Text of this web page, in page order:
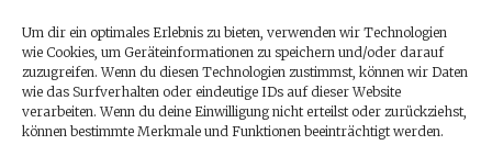
Um dir ein optimales Erlebnis zu bieten, verwenden wir Technologien
wie Cookies, um Geräteinformationen zu speichern und/oder darauf
zuzugreifen. Wenn du diesen Technologien zustimmst, können wir Daten
wie das Surfverhalten oder eindeutige IDs auf dieser Website
verarbeiten. Wenn du deine Einwilligung nicht erteilst oder zurückziehst,
können bestimmte Merkmale und Funktionen beeinträchtigt werden.